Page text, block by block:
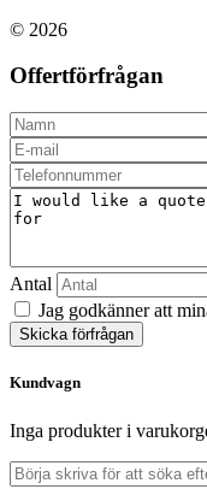
© 2026
Offertförfrågan
Antal
Jag godkänner att
Skicka förfrågan
Kundvagn
Inga produkter i